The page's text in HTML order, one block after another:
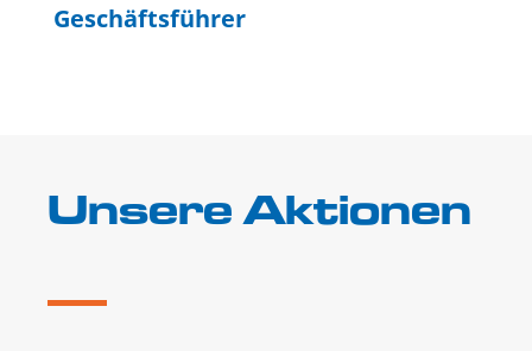
Geschäftsführer
Unsere Aktionen